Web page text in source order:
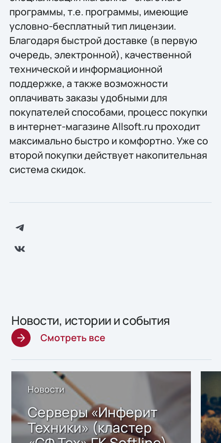
программы, т.е. программы, имеющие
условно-бесплатный тип лицензии.
Благодаря быстрой доставке (в первую
очередь, электронной), качественной
технической и информационной
поддержке, а также возможности
оплачивать заказы удобными для
покупателей способами, процесс покупки
в интернет-магазине Allsoft.ru проходит
максимально быстро и комфортно. Уже со
второй покупки действует накопительная
система скидок.
Новости, истории и события
Смотреть все
Новости
Серверы «Инферит
Техники» (кластер